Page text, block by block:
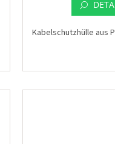
Kabelschutzhülle aus